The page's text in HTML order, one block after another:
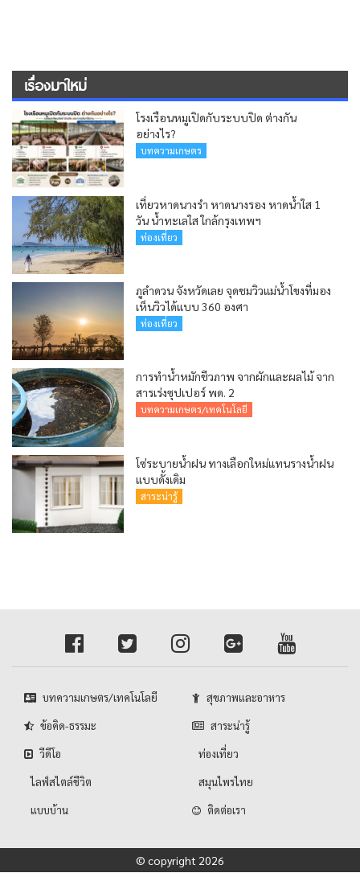
เรื่องมาใหม่
โรงเรือนหมูเปิดกับระบบปิด ต่างกัน
อย่างไร?
บทความเกษตร
เที่ยวหาดนางรำ หาดนางรอง หาดน้ำใส 1
วัน น้ำทะเลใส ใกล้กรุงเทพฯ
ท่องเที่ยว
ภูลำดวน จังหวัดเลย จุดชมวิวแม่น้ำโขงที่มอง
เห็นวิวได้แบบ 360 องศา
ท่องเที่ยว
การทำน้ำหมักชีวภาพ จากผักและผลไม้ จาก
สารเร่งซุปเปอร์ พด. 2
บทความเกษตร/เทคโนโลยี
โซ่ระบายน้ำฝน ทางเลือกใหม่แทนรางน้ำฝน
แบบดั้งเดิม
สาระน่ารู้
บทความเกษตร/เทคโนโลยี สุขภาพและอาหาร
ข้อคิด-ธรรมะ สาระน่ารู้
วีดีโอ ท่องเที่ยว
ไลฟ์สไตล์ชีวิต สมุนไพรไทย
แบบบ้าน ติดต่อเรา
© copyright 2026